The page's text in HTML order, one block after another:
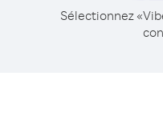
Sélectionnez